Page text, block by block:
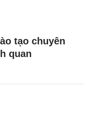
tạo chuyên
quan